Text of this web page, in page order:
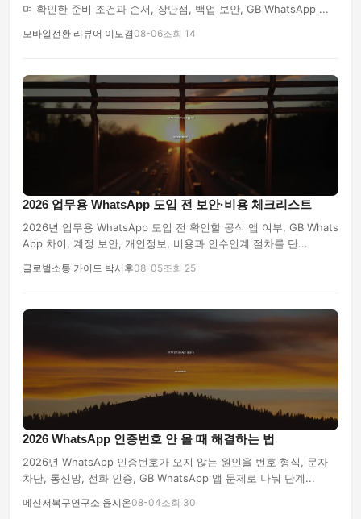
며 확인한 준비 조건과 순서, 장단점, 백업 보안, GB WhatsApp ...
모바일전환 리뷰어 이도겸08-06조회 14
2026 업무용 WhatsApp 도입 전 보안·비용 체크리스트
2026년 업무용 WhatsApp 도입 전 확인할 공식 앱 여부, GB Whats
App 차이, 계정 보안, 개인정보, 비용과 인수인계 절차를 단...
글로벌소통 가이드 박서후08-05조회 25
2026 WhatsApp 인증번호 안 올 때 해결하는 법
2026년 WhatsApp 인증번호가 오지 않는 원인을 번호 형식, 문자
차단, 통신망, 전화 인증, GB WhatsApp 앱 문제로 나눠 단계...
메신저복구연구소 윤시온08-04조회 30